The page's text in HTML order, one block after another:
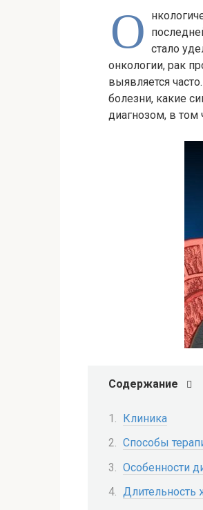
О стало
онкологии, рак
выявляется
болезни, какие
диагнозом, в том
Содержание
Клиника
Способы
Особенности
Длительность